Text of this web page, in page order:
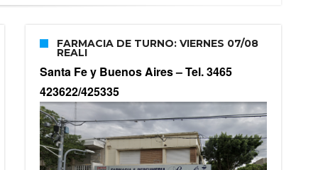
FARMACIA DE TURNO: VIERNES 07/08
REALI
Santa Fe y Buenos Aires –Tel. 3465
423622/425335